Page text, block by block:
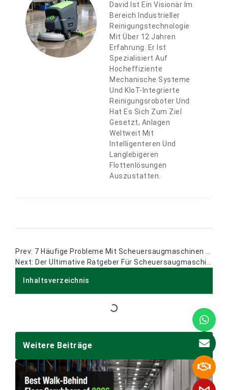
Inhaltsverzeichnis
Weitere Beiträge
David Ist Ein Visionär Im
Bereich Industrieller
Reinigungstechnologie
Mit Über 12 Jahren
Erfahrung. Er Ist
Spezialisiert Auf
Hocheffiziente
Mechanische Systeme
Und KIoT-Integrierte
Reinigungsroboter Und
Hat Es Sich Zum Ziel
Gesetzt, Anlagen
Weltweit Mit
Intelligenteren Und
Langlebigeren
Flottenlösungen
Auszustatten.
7 Häufige Probleme Mit Scheuersaugmaschinen Und Wie Sie Die Richtige Maschine Auswählen
Der Ultimative Ratgeber Für Scheuersaugmaschinen Für Hartböden: Effizienz, Typen Und Kauftipps